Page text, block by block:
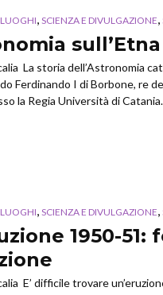
LUOGHI, SCIENZA E DIVULGAZIONE,
sull’Etna
La storia dell’Astronomia
Ferdinando I di Borbone, re
la Regia Università di
LUOGHI, SCIENZA E DIVULGAZIONE,
1950-51:
E’ difficile trovare